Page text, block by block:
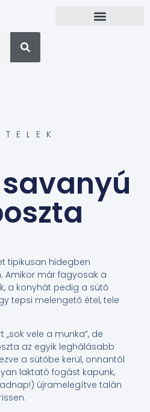
tipikusan hidegben
Amikor már fagyosak a
a konyhát pedig a sütő
tepsi melengető étel, tele
vele a munka”, de
az egyik leghálásabb
a sütőbe kerül, onnantól
laktató fogást kapunk,
újramelegítve talán